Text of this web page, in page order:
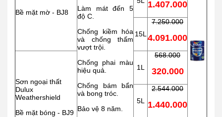
Bề mặt mờ - BJ8
Làm mát đến 5
độ C.
Chống kiềm hóa
và chống thấm
vượt trội.
Chống phai màu
hiệu quả.
Chống bám bẩn
và bong tróc.
Bảo vệ 8 năm.
1.407.000
15L
7.250.000
4.091.000
Sơn ngoại thất
Dulux
Weathershield
Bề mặt bóng - BJ9
1L
568.000
320.000
5L
2.544.000
1.440.000